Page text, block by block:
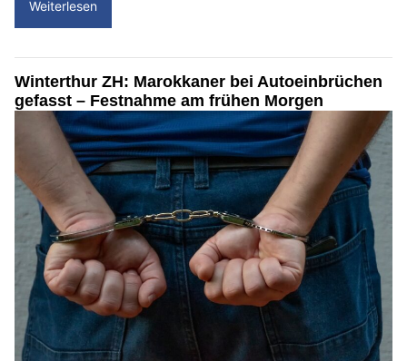
Weiterlesen
Winterthur ZH: Marokkaner bei Autoeinbrüchen
gefasst – Festnahme am frühen Morgen